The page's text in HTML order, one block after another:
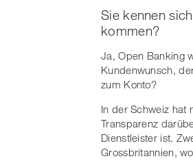
Sie kennen
kommen?
Ja, Open Banking
Kundenwunsch,
zum Konto?
In der Schweiz hat
Transparenz
Dienstleister ist.
Grossbritannien,